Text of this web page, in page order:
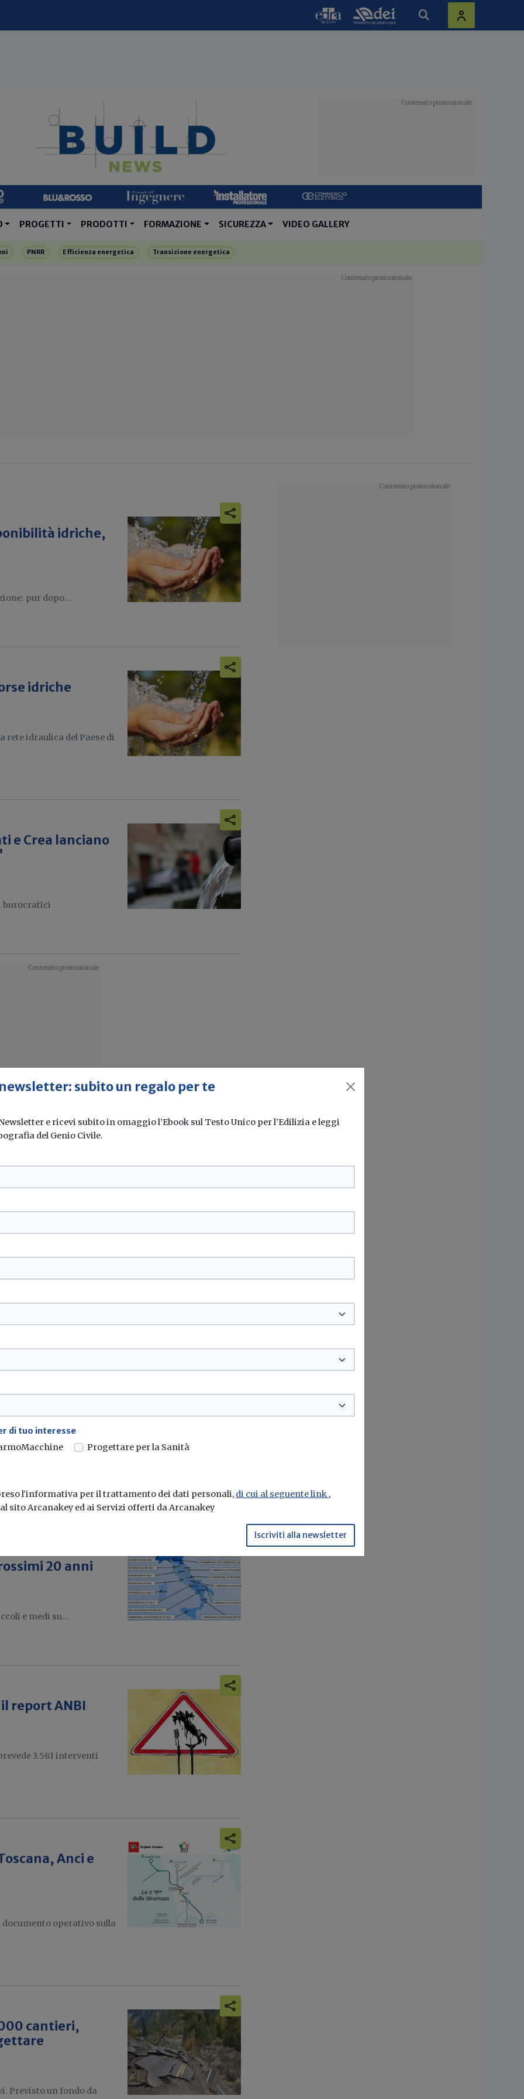
PROGETTI PRODOTTI FORMAZIONE SICUREZZA VIDEO GALLERY
PNRR Efficienza energetica Transizione energetica
idriche,
pur dopo...
idriche
rete idraulica del Paese di
e Crea lanciano
burocratici
le pastoie
e alla realizzazione
di euro
la sicurezza del
un
20 anni
e medi su...
report ANBI
3.581 interventi
Anci e
operativo sulla
cantieri,
Previsto un fondo da
subito un regalo per te
e ricevi subito in omaggio l’Ebook sul Testo Unico per l’Edilizia e leggi
del Genio Civile.
di tuo interesse
Progettare per la Sanità
l'informativa per il trattamento dei dati personali, di cui al seguente link ,
sito Arcanakey ed ai Servizi offerti da Arcanakey
Iscriviti alla newsletter